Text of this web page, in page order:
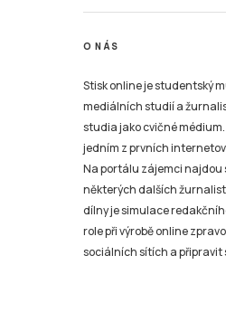
O NÁS
Stisk online je studentský
mediálních studií a
studia jako cvičné médium.
jedním z prvních
Na portálu zájemci najdou
některých dalších
dílny je simulace
role při výrobě online
sociálních sítích a připravit